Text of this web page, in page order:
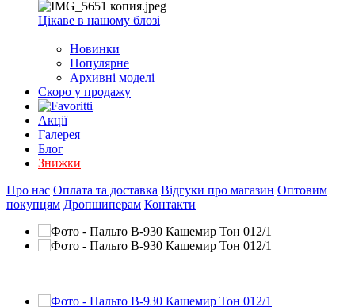
Цікаве в нашому блозі
Новинки
Популярне
Архивні моделі
Скоро у продажу
Акції
Галерея
Блог
Знижки
Про нас Оплата та доставка Відгуки про магазин Оптовим
покупцям Дропшиперам Контакти